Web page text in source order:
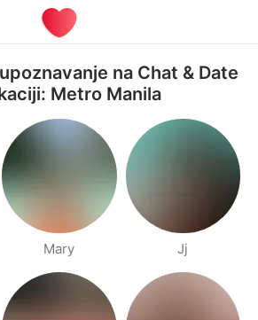
na Chat & Date
Metro Manila
Mary Jj